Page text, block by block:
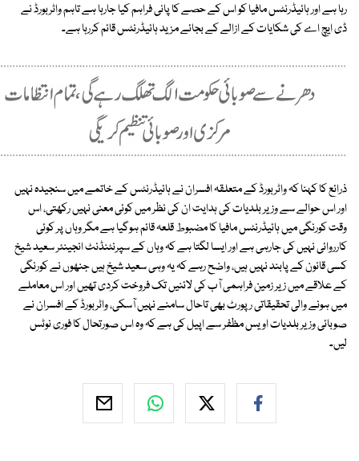
رہا ہے اور ہائیڈرنٹس مافیا کو اس کے حصے کا پانی فراہم کیا جارہا ہے تاہم واٹربورڈ نے
ڈی ایچ اے کی شکایات کے ازالے کے بجائے مزید ہائیڈرنٹس قائم کررہا ہے۔
ذرائع کا کہنا کہ واٹربورڈ کے متعلقہ افسران نے ہائیڈرنٹس کے خاتمے میں سنجیدہ نہیں
اور اس حوالے سے وزیر بلدیات کی ہدایت ان کی نظر میں کوئی معنی نہیں رکھتی، اس
وقت کورنگی میں ہائیڈرنٹس مافیا کا مضبوط قلعہ قائم ہوگیا ہے مگر وہاں پر کوئی
کارروائی نہیں کی جارہی ہے اور ایسا لگتا ہے کہ وہاں کے سپرنٹنڈنٹ انجینئر سعید شیخ
کسی قانون کے پابند نہیں ہیں، واضح رہے کہ یہ وہی سعید شیخ ہیں جنھوں نے کورنگی
کے علاقے میں زیر زمین فراہمی آب کی لائنیں تک فروخت کردی تھیں اور اس معاملے
میں ہونے والی تحقیقاتی رپورٹ بھی تاحال سامنے نہیں آسکی، واٹربورڈ کے افسران نے
صوبائی وزیر بلدیات اویس مظفر سے اپیل کی ہے کہ وہ اس صورتحال کا فوری نوٹس
لیں۔